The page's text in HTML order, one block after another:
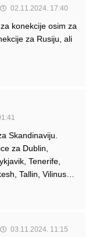
02.11.2024. 17:40
konekcije osim za
za Rusiju, ali
Skandinaviju.
za Dublin,
Tenerife,
Tallin, Vilinus…
03.11.2024. 11:15